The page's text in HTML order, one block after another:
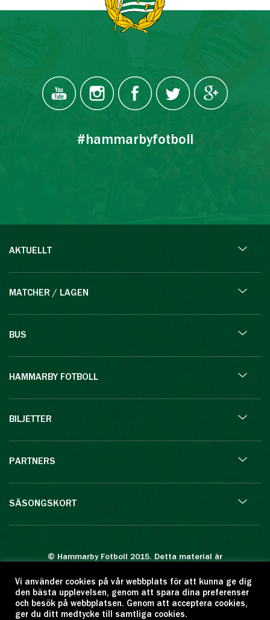
#hammarbyfotboll
AKTUELLT
MATCHER / LAGEN
BUS
HAMMARBY FOTBOLL
BILJETTER
PARTNERS
SÄSONGSKORT
© Hammarby Fotboll 2015. Detta material är
Eftertryck eller annan kopiering är förbjuden.
Citera oss gärna men ange källan:
www.hammarbyfotboll.se. Ansvarig utgivare:
Vi använder cookies på vår webbplats för att kunna ge dig
den bästa upplevelsen, genom att spara dina preferenser
och besök på webbplatsen. Genom att acceptera cookies,
ger du ditt medtycke till samtliga cookies.